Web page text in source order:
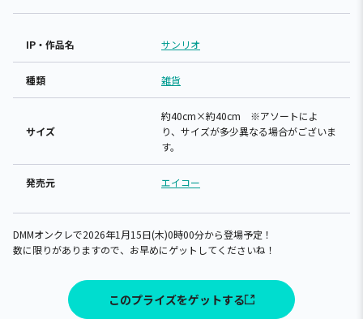
IP・作品名 サンリオ
種類 雑貨
サイズ
約40cm×約40cm ※アソートによ
り、サイズが多少異なる場合がございま
す。
発売元 エイコー
DMMオンクレで2026年1月15日(木)0時00分から登場予定！
数に限りがありますので、お早めにゲットしてくださいね！
このプライズをゲットする